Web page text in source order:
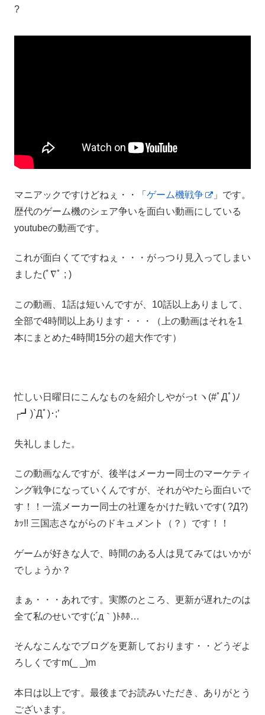
?
マニアックですけどねぇ・・「 ゲーム機戦争
」です。
歴代のゲーム機のシェア争いを面白い動画にしている
youtubeの動画です。
これが面白くてですねぇ・・・がっつり見入ってしまい
ました(ﾟ∇ﾟ ; )
この動画、1話は短いんですが、10話以上ありまして、
全部で4時間以上あります・・・（上の動画はそれを1
本にまとめた4時間15分の超大作です）
忙しい日曜日にこんなものを紹介しやがっt ヽ(#ﾟДﾟ)ﾉ
┌┛)`Дﾟ)･;’
失礼しました。
この動画なんですが、後半はメーカー同士のマーケティ
ング戦争になっていくんですが、それがやたら面白いで
す！！一流メーカー同士の社運をかけた戦いです( ?Д?)
ｶｯ!! 三国志さながらのドキュメント（？）です！！
ゲームが好きな人で、時間のある人は見てみてはいかが
でしょうか？
まぁ・・・あれです。実際のところ、更新が遅れたのは
全て私のせいです(;´д｀)ﾄﾎﾎ…
そんなこんなでブログを更新しております・・どうぞよ
ろしくですm(_ _)m
本日は以上です。最後までお読みいただき、ありがとう
ございます。